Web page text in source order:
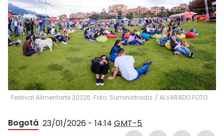
Festival Alimentarte 20226. Foto: Suministrada. / ALVARADO.FOTO
Bogotá 23/01/2026 - 14:14 GMT-5